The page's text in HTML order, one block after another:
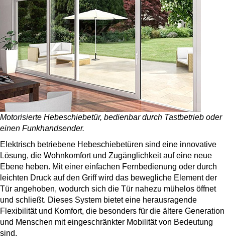
Motorisierte Hebeschiebetür, bedienbar durch Tastbetrieb oder
einen Funkhandsender.
Elektrisch betriebene Hebeschiebetüren sind eine innovative
Lösung, die Wohnkomfort und Zugänglichkeit auf eine neue
Ebene heben. Mit einer einfachen Fernbedienung oder durch
leichten Druck auf den Griff wird das bewegliche Element der
Tür angehoben, wodurch sich die Tür nahezu mühelos öffnet
und schließt. Dieses System bietet eine herausragende
Flexibilität und Komfort, die besonders für die ältere Generation
und Menschen mit eingeschränkter Mobilität von Bedeutung
sind.